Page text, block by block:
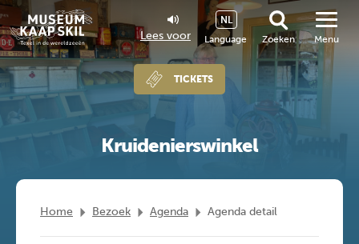
Lees voor Language
NL
Zoeken
TICKETS
Menu
Kruidenierswinkel
Home Bezoek Agenda Agenda detail